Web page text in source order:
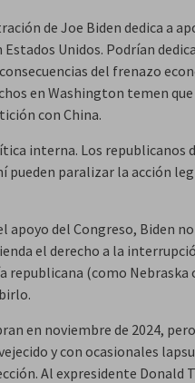
de Joe Biden dedica a
Unidos. Podrían
del frenazo
en Washington temen
con China.
interna. Los republicanos
pueden paralizar la acción
apoyo del Congreso, Biden
el derecho a la
republicana (como Nebraska
en noviembre de 2024,
y con ocasionales
Al expresidente Donald